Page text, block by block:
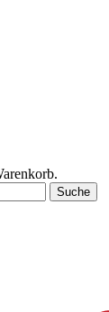
Suche